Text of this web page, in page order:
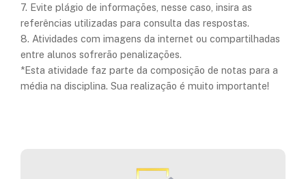
7. Evite plágio de informações, nesse caso, insira as
referências utilizadas para consulta das respostas.
8. Atividades com imagens da internet ou compartilhadas
entre alunos sofrerão penalizações.
*Esta atividade faz parte da composição de notas para a
média na disciplina. Sua realização é muito importante!